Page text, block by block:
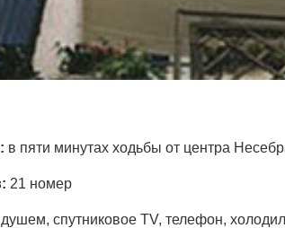
в пяти минутах ходьбы от центра
21 номер
душем, спутниковое TV, телефон,